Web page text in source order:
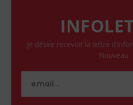
Je désire recevoir la lettre
Nouveau